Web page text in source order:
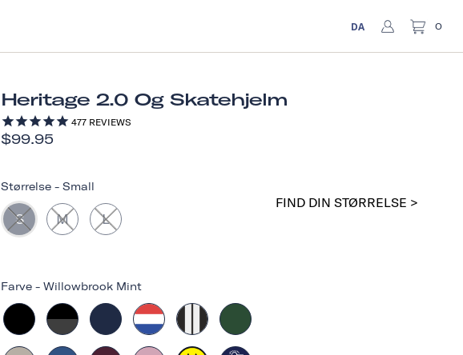
DA 0
Heritage 2.0 Og Skatehjelm
477 REVIEWS
$99.95
Farve - Willowbrook Mint
Størrelse - Small
S M L
FIND DIN STØRRELSE >